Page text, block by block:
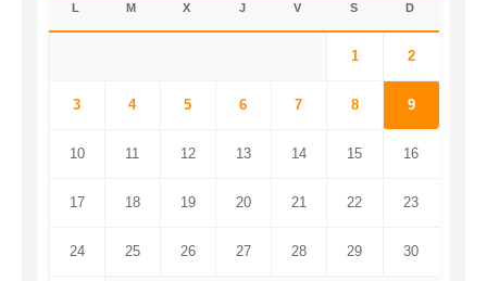
L M X J V S D
1 2
3 4 5 6 7 8 9
10 11 12 13 14 15 16
17 18 19 20 21 22 23
24 25 26 27 28 29 30